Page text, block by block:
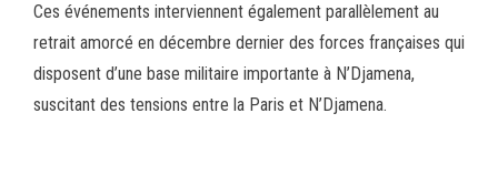
Ces événements interviennent également parallèlement au
retrait amorcé en décembre dernier des forces françaises qui
disposent d’une base militaire importante à N’Djamena,
suscitant des tensions entre la Paris et N’Djamena.